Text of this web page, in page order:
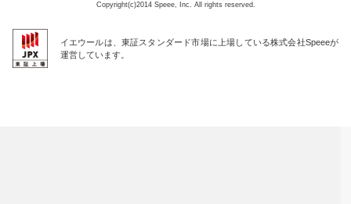
Copyright(c)2014 Speee, Inc. All rights reserved.
イエウールは、東証スタンダード市場に上場している株式会社Speeeが
運営しています。